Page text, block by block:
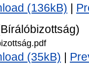
(136kB)
(35kB)